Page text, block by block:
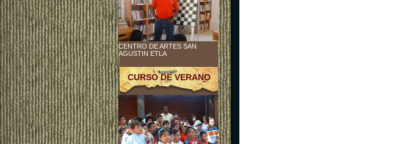
CENTRO DE ARTES SAN
AGUSTIN ETLA
CURSO DE VERANO